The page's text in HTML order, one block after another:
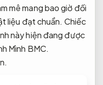
mê mang bao giờ đối
liệu đạt chuẩn. Chiếc
này hiện đang được
Mình BMC.